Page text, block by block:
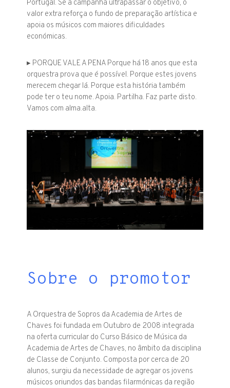
Portugal. Se a campanha ultrapassar o objetivo, o
valor extra reforça o fundo de preparação artística e
apoia os músicos com maiores dificuldades
económicas.
▸ PORQUE VALE A PENA Porque há 18 anos que esta
orquestra prova que é possível. Porque estes jovens
merecem chegar lá. Porque esta história também
pode ter o teu nome. Apoia. Partilha. Faz parte disto.
Vamos com alma.alta.
Sobre o promotor
A Orquestra de Sopros da Academia de Artes de
Chaves foi fundada em Outubro de 2008 integrada
na oferta curricular do Curso Básico de Música da
Academia de Artes de Chaves, no âmbito da disciplina
de Classe de Conjunto. Composta por cerca de 20
alunos, surgiu da necessidade de agregar os jovens
músicos oriundos das bandas filarmónicas da região